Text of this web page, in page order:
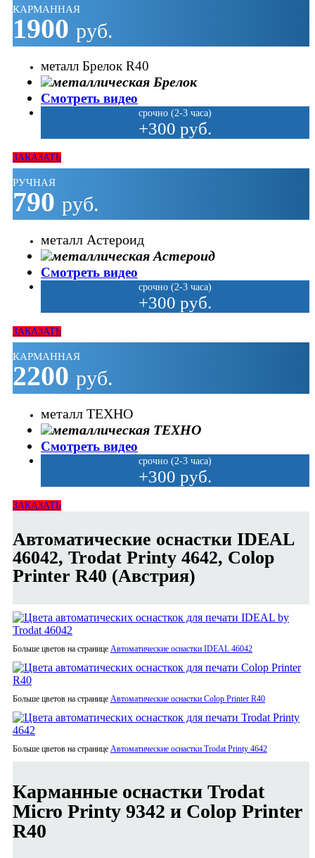
КАРМАННАЯ
1900 руб.
металл Брелок R40
Смотреть видео
срочно (2-3 часа)
+300 руб.
ЗАКАЗАТЬ
РУЧНАЯ
790 руб.
металл Астероид
Смотреть видео
срочно (2-3 часа)
+300 руб.
ЗАКАЗАТЬ
КАРМАННАЯ
2200 руб.
металл ТЕХНО
Смотреть видео
срочно (2-3 часа)
+300 руб.
ЗАКАЗАТЬ
Автоматические оснастки IDEAL
46042, Trodat Printy 4642, Colop
Printer R40 (Австрия)
Больше цветов на странице Автоматические оснастки IDEAL 46042
Больше цветов на странице Автоматические оснастки Colop Printer R40
Больше цветов на странице Автоматические оснастки Trodat Printy 4642
Карманные оснастки Trodat
Micro Printy 9342 и Colop Printer
R40